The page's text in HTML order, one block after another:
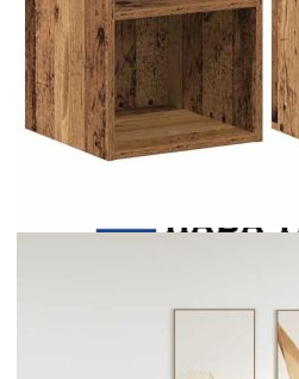
Сподели
бр, старо дърво,